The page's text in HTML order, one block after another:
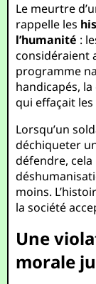
Le meurtre
rappelle les
l’humanité :
considéraient
programme
handicapés,
qui effaçait
Lorsqu’un
déchiqueter
défendre,
moins.
la société
Une
morale